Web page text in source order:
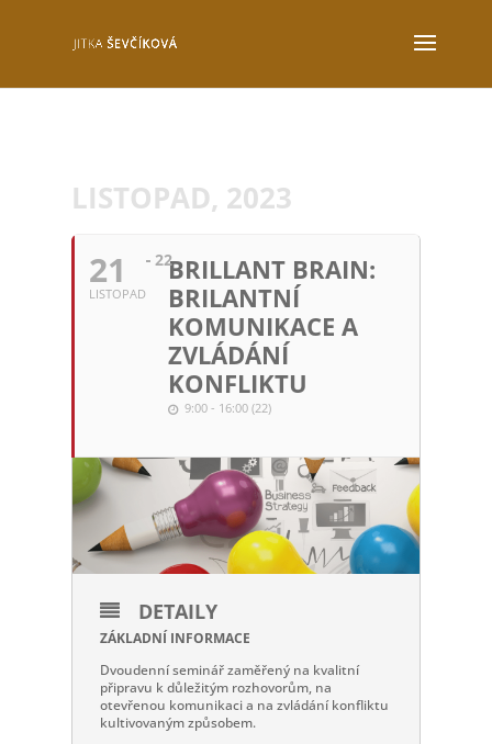
LISTOPAD, 2023
21
LISTOPAD
22BRILLANT BRAIN:
BRILANTNÍ
KOMUNIKACE A
ZVLÁDÁNÍ
KONFLIKTU
9:00 - 16:00 (22)
DETAILY
ZÁKLADNÍ INFORMACE
Dvoudenní seminář zaměřený na kvalitní
připravu k důležitým rozhovorům, na
otevřenou komunikaci a na zvládání konfliktu
kultivovaným způsobem.